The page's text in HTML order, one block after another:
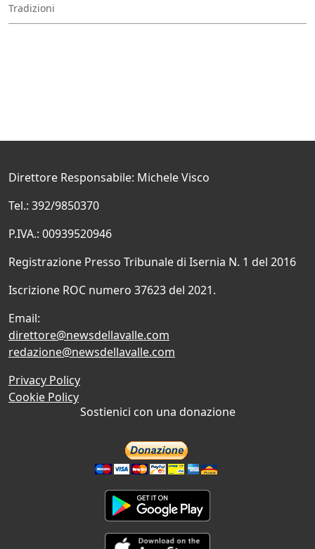
Tradizioni
Direttore Responsabile: Michele Visco
Tel.: 392/9850370
P.IVA.: 00939520946
Registrazione Presso Tribunale di Isernia N. 1 del 2016
Iscrizione ROC numero 37623 del 2021.
Email:
direttore@newsdellavalle.com
redazione@newsdellavalle.com
Privacy Policy
Cookie Policy
Sostienici con una donazione